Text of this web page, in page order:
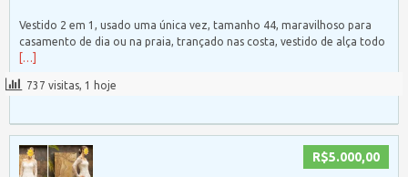
Vestido 2 em 1, usado uma única vez, tamanho 44, maravilhoso para
casamento de dia ou na praia, trançado nas costa, vestido de alça todo
[…]
737 visitas, 1 hoje
R$5.000,00